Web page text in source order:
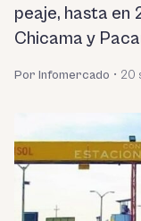
peaje, hasta en
Chicama y
Por Infomercado • 20